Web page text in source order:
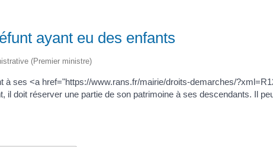
ayant eu des enfants
(Premier ministre)
à ses <a href="https://www.rans.fr/mairie/droits-demarches/
il doit réserver une partie de son patrimoine à ses descendants. Il